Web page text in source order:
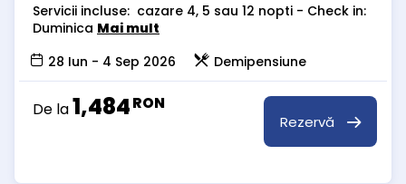
Servicii incluse: cazare 4, 5 sau 12 nopti - Check in:
Duminica Mai mult
28 Iun - 4 Sep 2026
Demipensiune
De la1,484RON
Rezervă